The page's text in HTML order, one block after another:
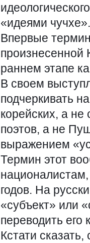
«идеями чучхе».
Впервые
раннем этапе
В своем
подчеркивать
корейских, а не
поэтов, а не
выражением
Термин этот
годов. На
«субъект» или
переводить
Кстати сказать,